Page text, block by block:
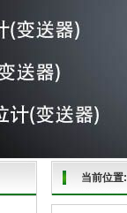
当前位置: